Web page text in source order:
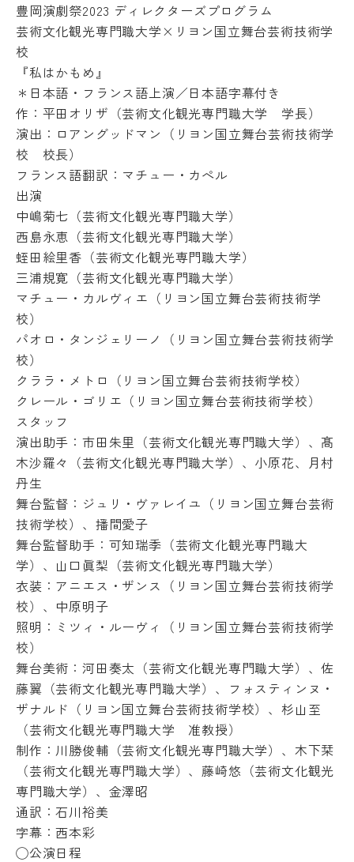
豊岡演劇祭2023 ディレクターズプログラム
芸術文化観光専門職大学×リヨン国立舞台芸術技術学
校
『私はかもめ』
＊日本語・フランス語上演／日本語字幕付き
作：平田オリザ（芸術文化観光専門職大学 学長）
演出：ロアングッドマン（リヨン国立舞台芸術技術学
校 校長）
フランス語翻訳：マチュー・カぺル
出演
中嶋菊七（芸術文化観光専門職大学）
西島永恵（芸術文化観光専門職大学）
蛭田絵里香（芸術文化観光専門職大学）
三浦規寛（芸術文化観光専門職大学）
マチュー・カルヴィエ（リヨン国立舞台芸術技術学
校）
パオロ・タンジェリーノ（リヨン国立舞台芸術技術学
校）
クララ・メトロ（リヨン国立舞台芸術技術学校）
クレール・ゴリエ（リヨン国立舞台芸術技術学校）
スタッフ
演出助手：市田朱里（芸術文化観光専門職大学）、髙
木沙羅々（芸術文化観光専門職大学）、小原花、月村
丹生
舞台監督：ジュリ・ヴァレイユ（リヨン国立舞台芸術
技術学校）、 播間愛子
舞台監督助手：可知瑞季（芸術文化観光専門職大
学）、山口眞梨（芸術文化観光専門職大学）
衣装：アニエス・ザンス（リヨン国立舞台芸術技術学
校）、 中原明子
照明：ミツィ・ルーヴィ（リヨン国立舞台芸術技術学
校）
舞台美術：河田奏太（芸術文化観光専門職大学）、佐
藤翼（芸術文化観光専門職大学）、フォスティンヌ・
ザナルド（ リヨン国立舞台芸術技術学校）、杉山至
（芸術文化観光専門職大学 准教授）
制作：川勝俊輔（芸術文化観光専門職大学）、木下栞
（芸術文化観光専門職大学）、藤崎悠（芸術文化観光
専門職大学）、 金澤昭
通訳：石川裕美
字幕：西本彩
◯公演日程
may not always be accurate. Please refer to
the Japanese page for more accurate
between the translated pages and Japanese
pages, the content of the Japanese pages shall
prevail. Please note that Professional College
of Arts and Tourism assumes no responsibility
for the accuracy of the translation.